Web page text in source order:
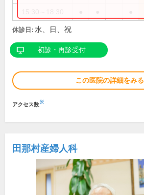
休診日: 水、日、祝
初診・再診受付
この医院の詳細をみる
アクセス数※
田那村産婦人科